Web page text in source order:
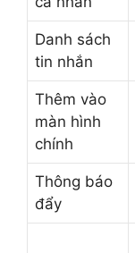
Danh sách
tin nhắn
Thêm vào
màn hình
chính
Thông báo
đẩy